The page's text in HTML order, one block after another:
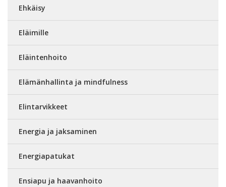
Ehkäisy
Eläimille
Eläintenhoito
Elämänhallinta ja mindfulness
Elintarvikkeet
Energia ja jaksaminen
Energiapatukat
Ensiapu ja haavanhoito